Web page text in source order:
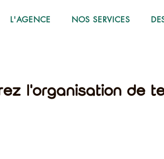
L'AGENCE NOS SERVICES
l'organisation de